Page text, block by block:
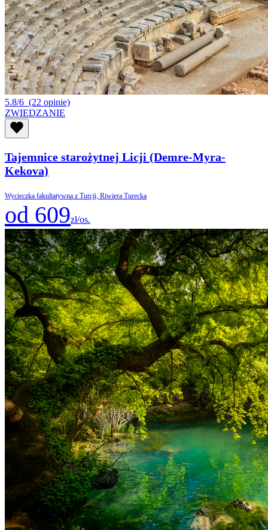
5.8/6 (22 opinie)
ZWIEDZANIE
Tajemnice starożytnej Licji (Demre-Myra-
Kekova)
Wycieczka fakultatywna z Turcji, Riwiera Turecka
od 609zł/os.